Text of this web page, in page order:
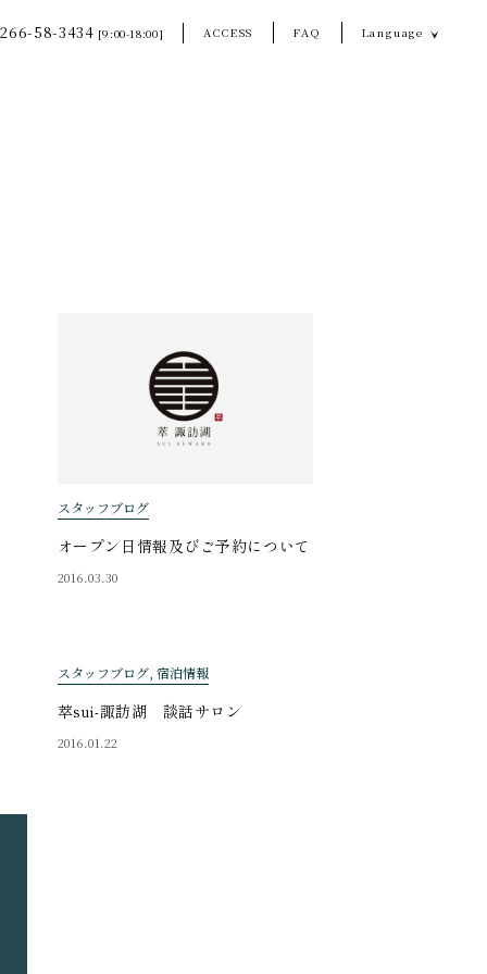
58-3434 [9:00-18:00] ACCESS FAQ Language
スタッフブログ
オープン日情報及びご予約について
2016.03.30
スタッフブログ, 宿泊情報
萃sui-諏訪湖 談話サロン
2016.01.22